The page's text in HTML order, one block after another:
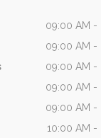
09:00 AM -
09:00 AM -
09:00 AM -
09:00 AM -
09:00 AM -
10:00 AM -